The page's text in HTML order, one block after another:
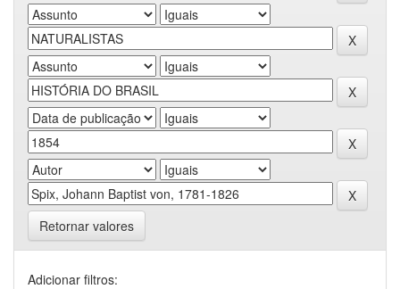
Retornar valores
Adicionar filtros: